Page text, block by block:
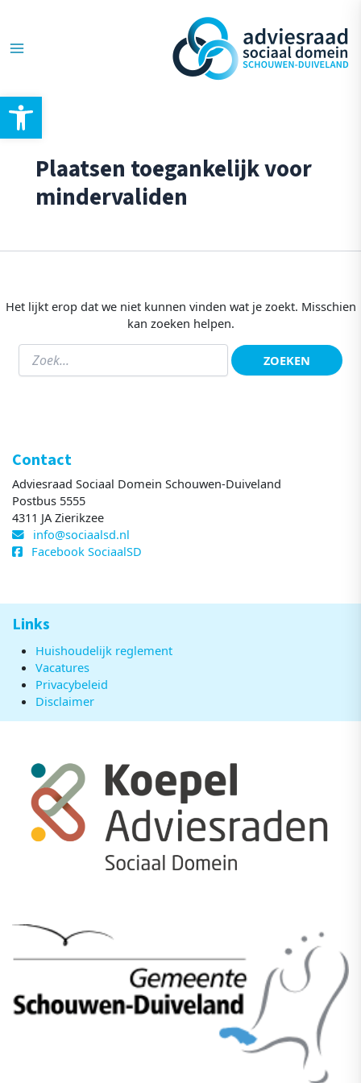
Toolbar openen
de
inhoud
Menu
Plaatsen toegankelijk voor
mindervaliden
Het lijkt erop dat we niet kunnen vinden wat je zoekt. Misschien
kan zoeken helpen.
Contact
Adviesraad Sociaal Domein Schouwen-Duiveland
Postbus 5555
4311 JA Zierikzee
info@sociaalsd.nl
Facebook SociaalSD
Links
Huishoudelijk reglement
Vacatures
Privacybeleid
Disclaimer